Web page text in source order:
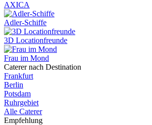
AXICA
Adler-Schiffe
3D Locationfreunde
Frau im Mond
Caterer nach Destination
Frankfurt
Berlin
Potsdam
Ruhrgebiet
Alle Caterer
Empfehlung